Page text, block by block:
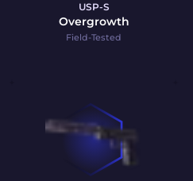
USP-S
Overgrowth
Field-Tested